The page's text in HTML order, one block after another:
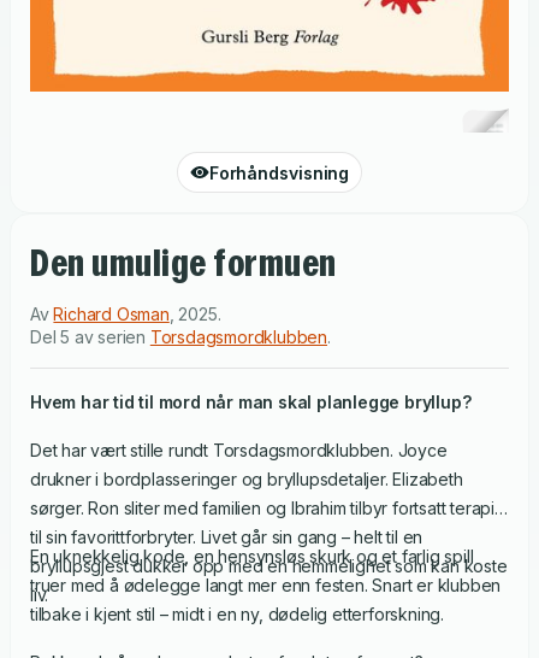
Forhåndsvisning
Den umulige formuen
AvRichard Osman 2025.
Del 5 av serien Torsdagsmordklubben.
Hvem har tid til mord når man skal planlegge bryllup?
Det har vært stille rundt Torsdagsmordklubben. Joyce
drukner i bordplasseringer og bryllupsdetaljer. Elizabeth
sørger. Ron sliter med familien og Ibrahim tilbyr fortsatt terapi
til sin favorittforbryter. Livet går sin gang – helt til en
bryllupsgjest dukker opp med en hemmelighet som kan koste
liv.
En uknekkelig kode, en hensynsløs skurk og et farlig spill
truer med å ødelegge langt mer enn festen. Snart er klubben
tilbake i kjent stil – midt i en ny, dødelig etterforskning.